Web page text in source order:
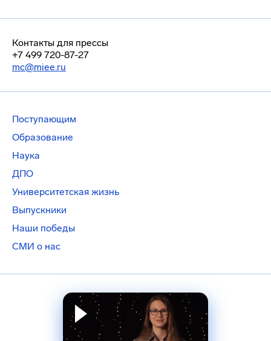
Контакты для прессы
+7 499 720-87-27
mc@miee.ru
Поступающим
Образование
Наука
ДПО
Университетская жизнь
Выпускники
Наши победы
СМИ о нас